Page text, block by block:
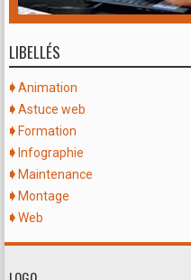
LIBELLÉS
Animation
Astuce web
Formation
Infographie
Maintenance
Montage
Web